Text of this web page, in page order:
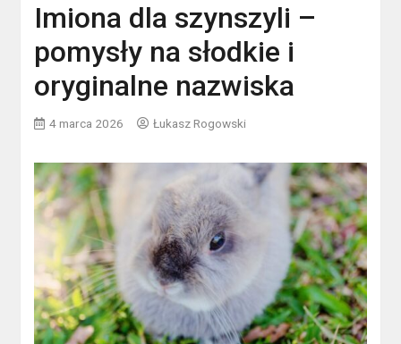
Imiona dla szynszyli –
pomysły na słodkie i
oryginalne nazwiska
4 marca 2026 Łukasz Rogowski